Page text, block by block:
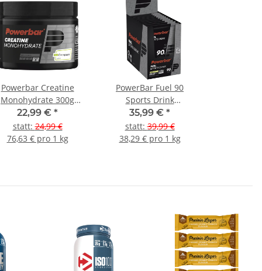
Powerbar Creatine
Monohydrate 300g
Pulverdose
22,99 € *
statt:24,99 €
76,63 € pro 1 kg
PowerBar Fuel 90
Sports Drink
Portionsbeutel 10er Box
gemischt
35,99 € *
statt:39,99 €
38,29 € pro 1 kg